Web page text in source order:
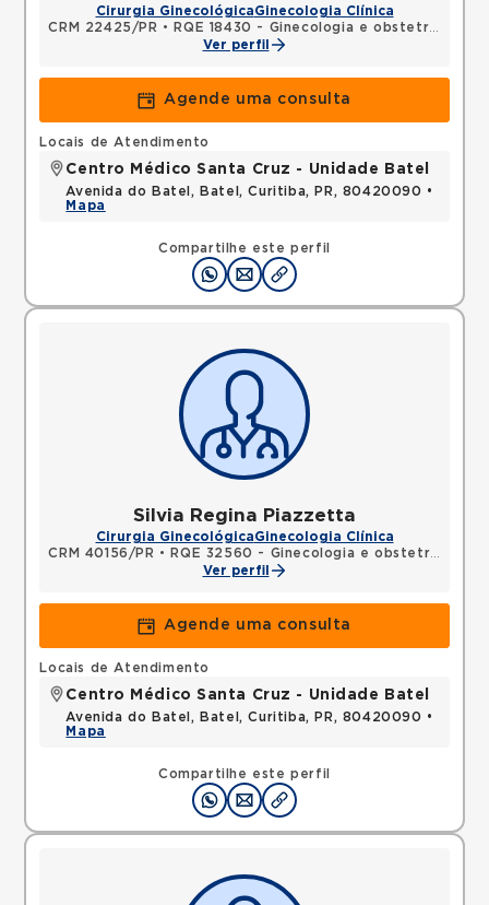
Cirurgia GinecológicaGinecologia Clínica
CRM 22425/PR •
RQE 18430 - Ginecologia e obstetrícia
Ver perfil
Agende uma consulta
Compartilhe este perfil
Locais de Atendimento
Centro Médico Santa Cruz - Unidade Batel
Avenida do Batel, Batel, Curitiba, PR, 80420090 •
Mapa
Silvia Regina Piazzetta
Cirurgia GinecológicaGinecologia Clínica
CRM 40156/PR •
RQE 32560 - Ginecologia e obstetrícia
Ver perfil
Agende uma consulta
Compartilhe este perfil
Locais de Atendimento
Centro Médico Santa Cruz - Unidade Batel
Avenida do Batel, Batel, Curitiba, PR, 80420090 •
Mapa